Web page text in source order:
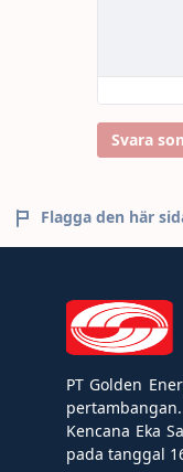
Svara
Flagga den här
PT Golden
Kencana Eka
pada tanggal